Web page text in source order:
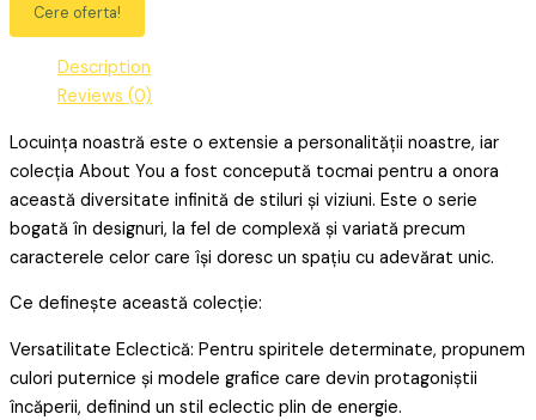
Cere oferta!
Description
Reviews (0)
Locuința noastră este o extensie a personalității noastre, iar
colecția About You a fost concepută tocmai pentru a onora
această diversitate infinită de stiluri și viziuni. Este o serie
bogată în designuri, la fel de complexă și variată precum
caracterele celor care își doresc un spațiu cu adevărat unic.
Ce definește această colecție:
Versatilitate Eclectică: Pentru spiritele determinate, propunem
culori puternice și modele grafice care devin protagoniștii
încăperii, definind un stil eclectic plin de energie.